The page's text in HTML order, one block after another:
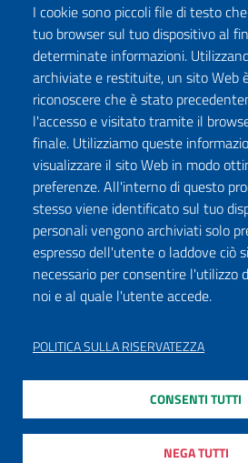
I cookie sono piccoli file di testo
tuo browser sul tuo dispositivo al
determinate informazioni.
archiviate e restituite, un sito Web
riconoscere che è stato
l'accesso e visitato tramite il
finale. Utilizziamo queste
visualizzare il sito Web in modo
preferenze. All'interno di questo
stesso viene identificato sul tuo
personali vengono archiviati solo
espresso dell'utente o laddove ciò
necessario per consentire l'utilizzo
noi e al quale l'utente accede.
POLITICA SULLA RISERVATEZZA
NEGA TUTTI
CONSENTI TUTTI